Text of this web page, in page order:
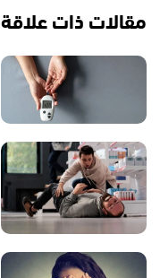
مقالات ذات علاقة